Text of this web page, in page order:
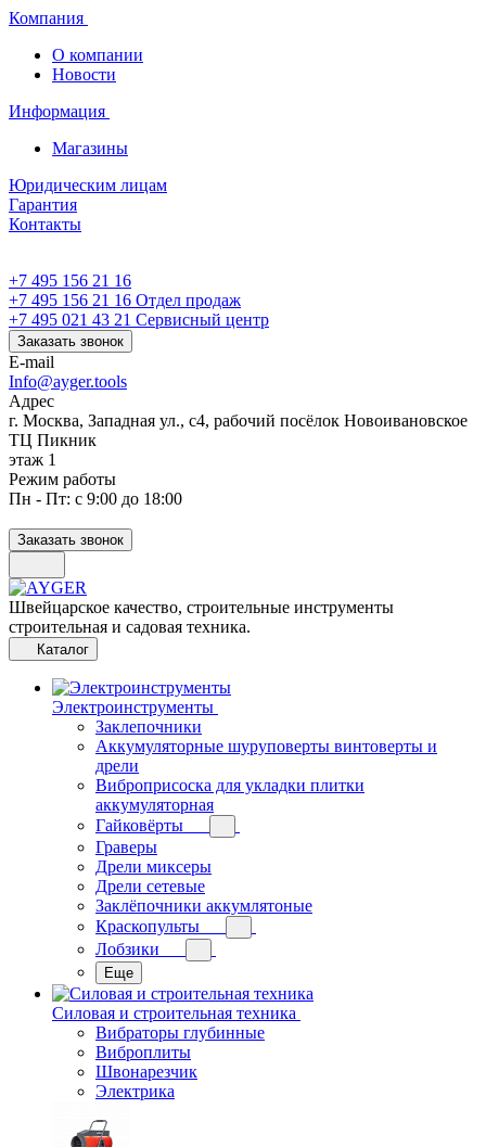
Компания
О компании
Новости
Информация
Магазины
Юридическим лицам
Гарантия
Контакты
+7 495 156 21 16
+7 495 156 21 16 Отдел продаж
+7 495 021 43 21 Cервисный центр
Заказать звонок
E-mail
Info@ayger.tools
Адрес
г. Москва, Западная ул., с4, рабочий посёлок Новоивановское
ТЦ Пикник
этаж 1
Режим работы
Пн - Пт: с 9:00 до 18:00
Заказать звонок
Швейцарское качество, строительные инструменты
строительная и садовая техника.
Каталог
Электроинструменты
Заклепочники
Аккумуляторные шуруповерты винтоверты и
дрели
Виброприсоска для укладки плитки
аккумуляторная
Гайковёрты
Граверы
Дрели миксеры
Дрели сетевые
Заклёпочники аккумлятоные
Краскопульты
Лобзики
Еще
Силовая и строительная техника
Вибраторы глубинные
Виброплиты
Швонарезчик
Электрика